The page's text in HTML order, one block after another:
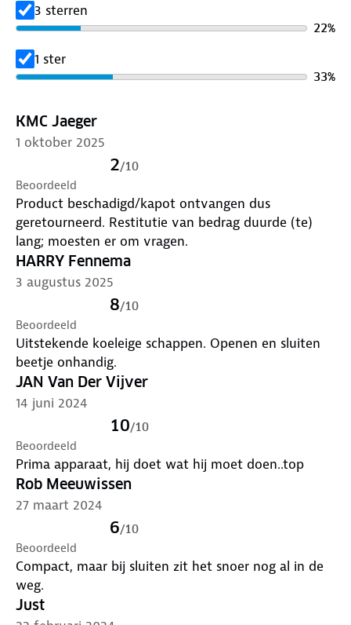
3 sterren
22%
1 ster
33%
KMC Jaeger
1 oktober 2025
2/10
Beoordeeld
Product beschadigd/kapot ontvangen dus
geretourneerd. Restitutie van bedrag duurde (te)
lang; moesten er om vragen.
HARRY Fennema
3 augustus 2025
8/10
Beoordeeld
Uitstekende koeleige schappen. Openen en sluiten
beetje onhandig.
JAN Van Der Vijver
14 juni 2024
10/10
Beoordeeld
Prima apparaat, hij doet wat hij moet doen..top
Rob Meeuwissen
27 maart 2024
6/10
Beoordeeld
Compact, maar bij sluiten zit het snoer nog al in de
weg.
Just